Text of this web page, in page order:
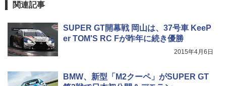
関連記事
SUPER GT開幕戦 岡山は、37号車 KeeP
er TOM'S RC Fが昨年に続き優勝
2015年4月6日
BMW、新型「M2クーペ」がSUPER GT